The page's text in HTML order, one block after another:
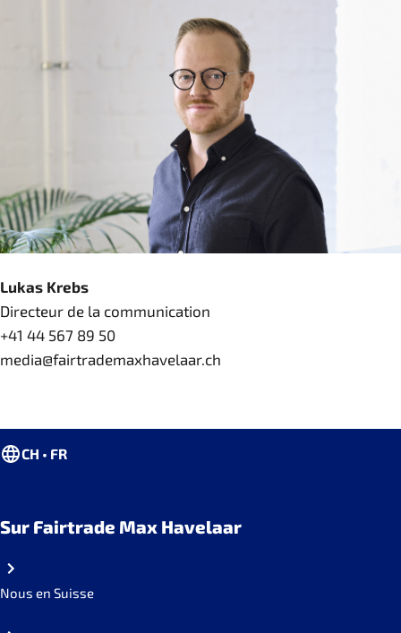
Lukas Krebs
Directeur de la communication
+41 44 567 89 50
media@fairtrademaxhavelaar.ch
CH • FR
Sur Fairtrade Max Havelaar
Nous en Suisse